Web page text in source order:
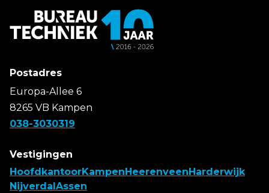
Postadres
Europa-Allee 6
8265 VB Kampen
038-3030319
Vestigingen
HoofdkantoorKampen Heerenveen Harderwijk
Nijverdal Assen